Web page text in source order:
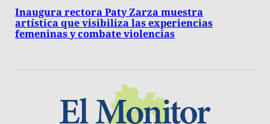
Inaugura rectora Paty Zarza muestra
artística que visibiliza las experiencias
femeninas y combate violencias